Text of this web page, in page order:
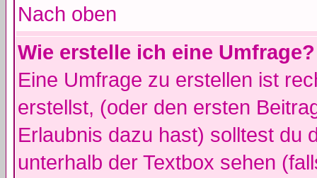
Nach oben
Wie erstelle ich eine Umfrage?
Eine Umfrage zu erstellen ist
erstellst, (oder den ersten
Erlaubnis dazu hast) solltest du
unterhalb der Textbox sehen